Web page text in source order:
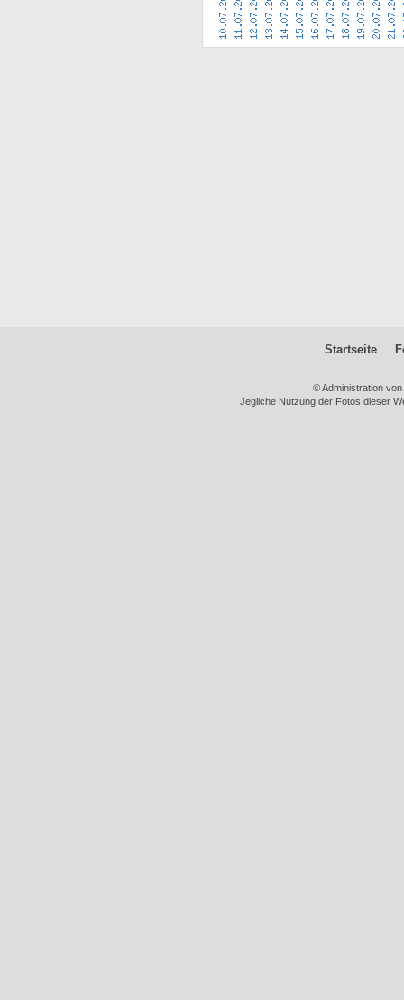
Startseite
© Administration
Jegliche Nutzung der Fotos dieser